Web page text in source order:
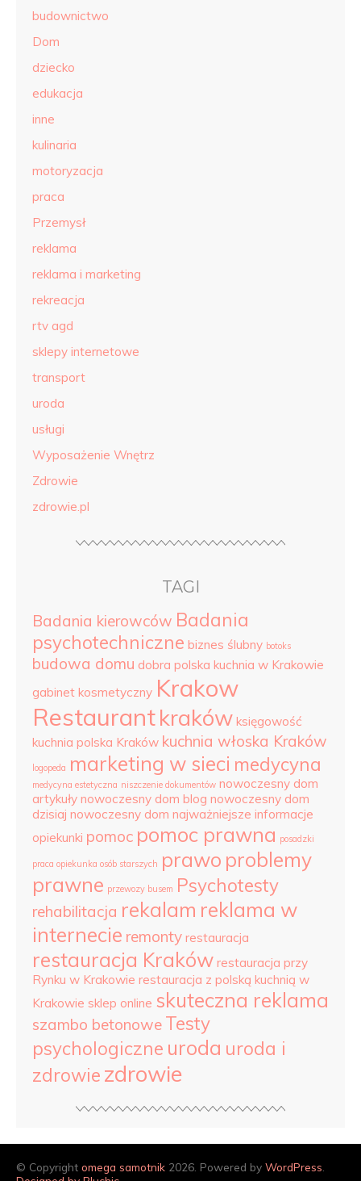
budownictwo
Dom
dziecko
edukacja
inne
kulinaria
motoryzacja
praca
Przemysł
reklama
reklama i marketing
rekreacja
rtv agd
sklepy internetowe
transport
uroda
usługi
Wyposażenie Wnętrz
Zdrowie
zdrowie.pl
TAGI
Badania kierowców Badania
psychotechniczne biznes ślubny botoks
budowa domu dobra polska kuchnia w Krakowie
gabinet kosmetyczny Krakow
Restaurantkraków księgowość
kuchnia polska Kraków kuchnia włoska Kraków
logopeda marketing w sieci medycyna
medycyna estetyczna niszczenie dokumentów nowoczesny dom
artykuły nowoczesny dom blog nowoczesny dom
dzisiaj nowoczesny dom najważniejsze informacje
opiekunki pomoc pomoc prawna posadzki
praca opiekunka osób starszych prawo problemy
prawne przewozy busem Psychotesty
rehabilitacja rekalam reklama w
internecie remonty restauracja
restauracja Kraków restauracja przy
Rynku w Krakowie restauracja z polską kuchnią w
Krakowie sklep online skuteczna reklama
szambo betonowe Testy
psychologiczne uroda uroda i
zdrowie zdrowie
© Copyright omega samotnik 2026. Powered by WordPress